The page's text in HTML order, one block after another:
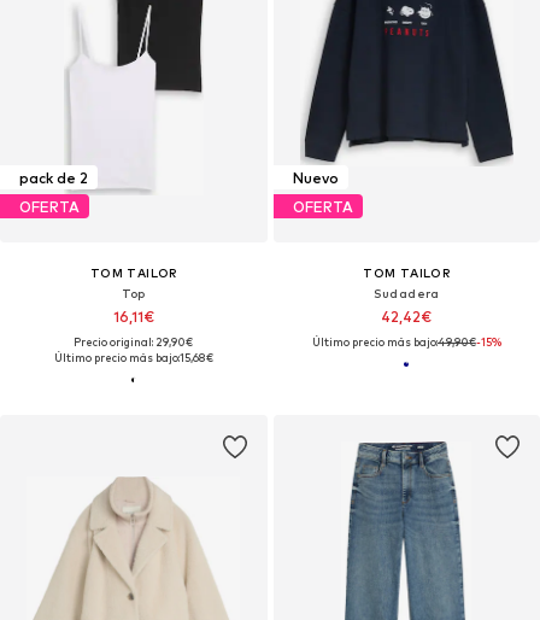
pack de 2
OFERTA
TOM TAILOR
Top
16,11€
Precio original: 29,90€
Último precio más bajo:15,68€
Nuevo
OFERTA
TOM TAILOR
Sudadera
42,42€
Último precio más bajo:49,90€-15%